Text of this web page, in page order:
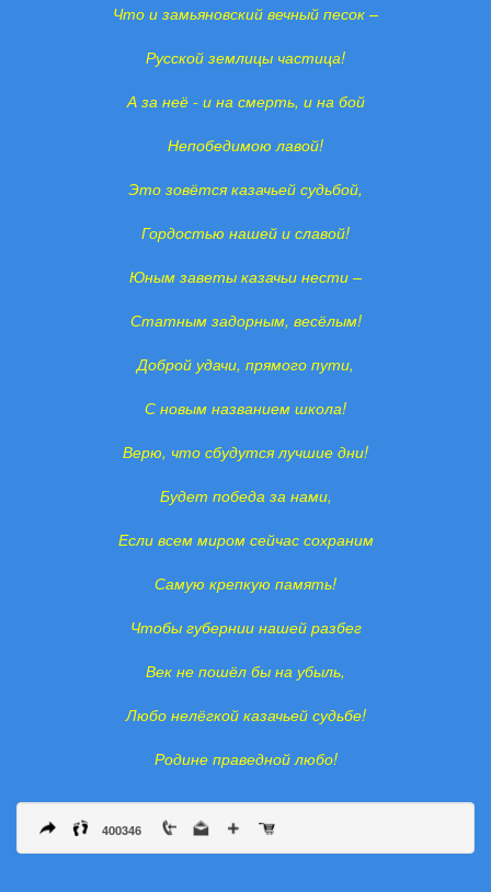
Что и замьяновский вечный песок –
Русской землицы частица!
А за неё - и на смерть, и на бой
Непобедимою лавой!
Это зовётся казачьей судьбой,
Гордостью нашей и славой!
Юным заветы казачьи нести –
Статным задорным, весёлым!
Доброй удачи, прямого пути,
С новым названием школа!
Верю, что сбудутся лучшие дни!
Будет победа за нами,
Если всем миром сейчас сохраним
Самую крепкую память!
Чтобы губернии нашей разбег
Век не пошёл бы на убыль,
Любо нелёгкой казачьей судьбе!
Родине праведной любо!
400346